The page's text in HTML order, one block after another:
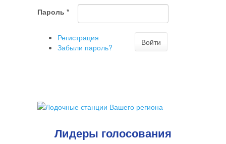
ненужный
комментарий
Пароль *
Регистрация
Забыли пароль?
Войти
Лидеры голосования